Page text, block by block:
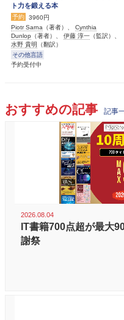
ト力を鍛える本
予約
3960円
Piotr Sarna （著者）、 Cynthia
Dunlop （著者）、 伊藤 淳一 （監訳）、
水野 貴明 （翻訳）
その他言語
予約受付中
おすすめの記事 記事
2026.08.04
IT書籍700点超が最大
謝祭